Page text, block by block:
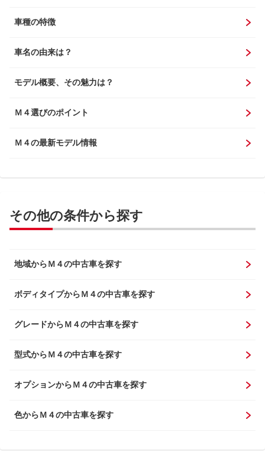
車種の特徴
車名の由来は？
モデル概要、その魅力は？
Ｍ４選びのポイント
Ｍ４の最新モデル情報
その他の条件から探す
地域からＭ４の中古車を探す
ボディタイプからＭ４の中古車を探す
グレードからＭ４の中古車を探す
型式からＭ４の中古車を探す
オプションからＭ４の中古車を探す
色からＭ４の中古車を探す